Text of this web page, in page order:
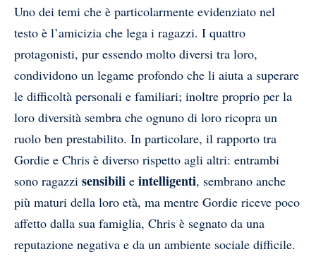
Uno dei temi che è particolarmente evidenziato nel
testo è l’amicizia che lega i ragazzi. I quattro
protagonisti, pur essendo molto diversi tra loro,
condividono un legame profondo che li aiuta a superare
le difficoltà personali e familiari; inoltre proprio per la
loro diversità sembra che ognuno di loro ricopra un
ruolo ben prestabilito. In particolare, il rapporto tra
Gordie e Chris è diverso rispetto agli altri: entrambi
sono ragazzi sensibili e intelligenti, sembrano anche
più maturi della loro età, ma mentre Gordie riceve poco
affetto dalla sua famiglia, Chris è segnato da una
reputazione negativa e da un ambiente sociale difficile.